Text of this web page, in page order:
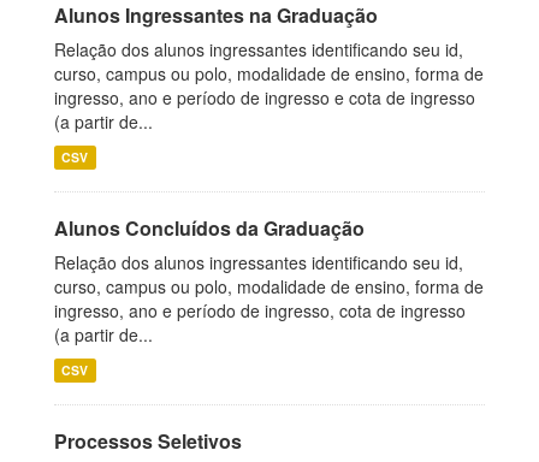
Alunos Ingressantes na Graduação
Relação dos alunos ingressantes identificando seu id,
curso, campus ou polo, modalidade de ensino, forma de
ingresso, ano e período de ingresso e cota de ingresso
(a partir de...
CSV
Alunos Concluídos da Graduação
Relação dos alunos ingressantes identificando seu id,
curso, campus ou polo, modalidade de ensino, forma de
ingresso, ano e período de ingresso, cota de ingresso
(a partir de...
CSV
Processos Seletivos